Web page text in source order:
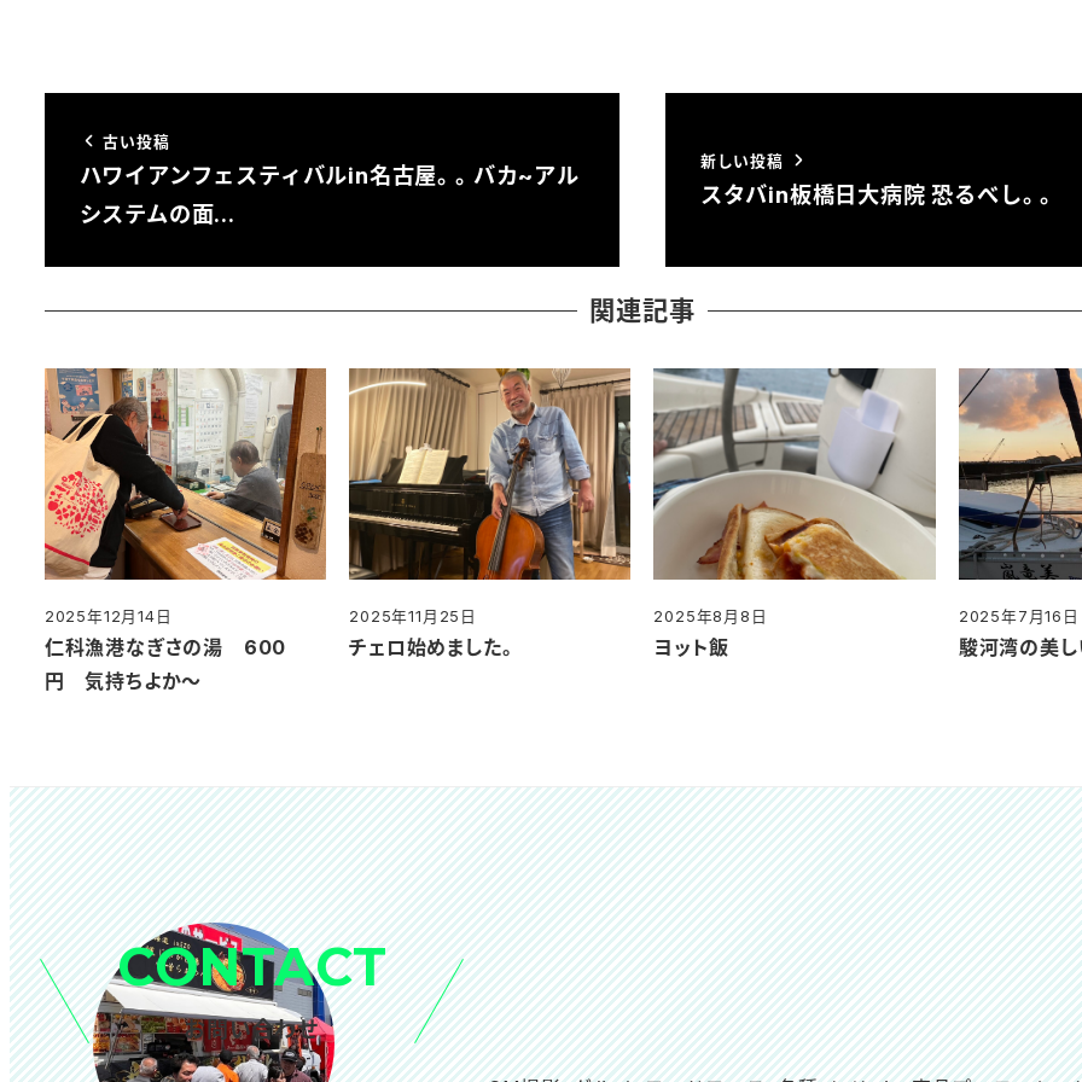
古い投稿
ハワイアンフェスティバルin名古屋。。バカ~アル
システムの面…
新しい投稿
スタバin板橋日大病院 恐るべし。。
関連記事
仁科漁港なぎさの湯 600
円 気持ちよか～
2025年12月14日
チェロ始めました。
2025年11月25日
ヨット飯
2025年8月8日
駿河湾の美
2025年7月16日
CONTACT
お問い合わせ